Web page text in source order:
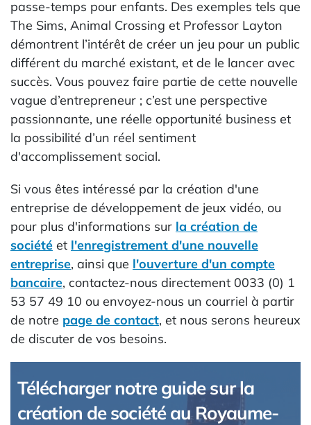
passe-temps pour enfants. Des exemples tels que
The Sims, Animal Crossing et Professor Layton
démontrent l’intérêt de créer un jeu pour un public
différent du marché existant, et de le lancer avec
succès. Vous pouvez faire partie de cette nouvelle
vague d’entrepreneur ; c’est une perspective
passionnante, une réelle opportunité business et
la possibilité d’un réel sentiment
d'accomplissement social.
Si vous êtes intéressé par la création d'une
entreprise de développement de jeux vidéo, ou
pour plus d'informations sur la création de
société et l'enregistrement d'une nouvelle
entreprise, ainsi que l'ouverture d'un compte
bancaire, contactez-nous directement 0033 (0) 1
53 57 49 10 ou envoyez-nous un courriel à partir
de notre page de contact, et nous serons heureux
de discuter de vos besoins.
Télécharger notre guide sur la
création de société au Royaume-